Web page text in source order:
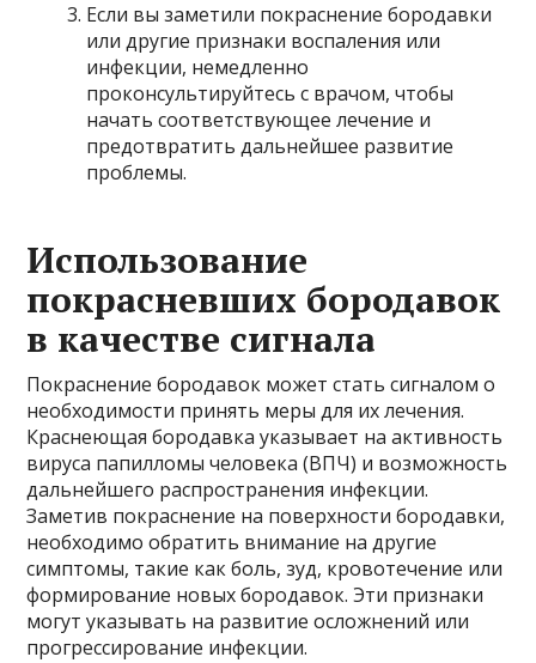
Если вы заметили покраснение бородавки
или другие признаки воспаления или
инфекции, немедленно
проконсультируйтесь с врачом, чтобы
начать соответствующее лечение и
предотвратить дальнейшее развитие
проблемы.
Использование
покрасневших бородавок
в качестве сигнала
Покраснение бородавок может стать сигналом о
необходимости принять меры для их лечения.
Краснеющая бородавка указывает на активность
вируса папилломы человека (ВПЧ) и возможность
дальнейшего распространения инфекции.
Заметив покраснение на поверхности бородавки,
необходимо обратить внимание на другие
симптомы, такие как боль, зуд, кровотечение или
формирование новых бородавок. Эти признаки
могут указывать на развитие осложнений или
прогрессирование инфекции.